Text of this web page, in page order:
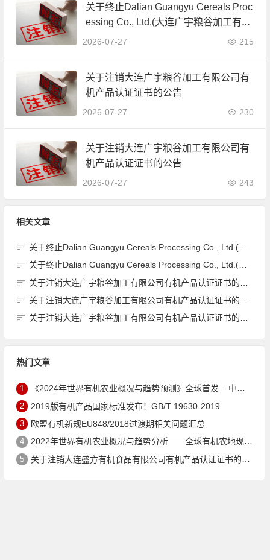
关于终止Dalian Guangyu Cereals Proc
essing Co., Ltd.(大连广宇粮谷加工有限
公司)JAS有机产品认证证书的公告
2026-07-27 215
关于注销大连广宇粮谷加工有限公司有
机产品认证证书的公告
2026-07-27 230
关于注销大连广宇粮谷加工有限公司有
机产品认证证书的公告
2026-07-27 243
相关文章
关于终止Dalian Guangyu Cereals Processing Co., Ltd.(大连广宇粮谷加工有限公司)JAS有机产品认证证书的公告
关于终止Dalian Guangyu Cereals Processing Co., Ltd.(大连广宇粮谷加工有限公司)JAS有机产品认证证书的公告
关于注销大连广宇粮谷加工有限公司有机产品认证证书的公告
关于注销大连广宇粮谷加工有限公司有机产品认证证书的公告
关于注销大连广宇粮谷加工有限公司有机产品认证证书的公告
热门文章
1 《2024年世界有机农业概况与趋势预测》全球首发 – 中国有机市场规模跻身世界第三
2 2019版有机产品国家标准发布！GB/T 19630-2019
3 欧盟有机新规EU848/2018过渡期相关问题汇总
4 2022年世界有机农业概况与趋势分析——全球有机农地现状与有机食品（含饮料）市场
5 关于注销大连盛方有机食品有限公司有机产品认证证书的公告